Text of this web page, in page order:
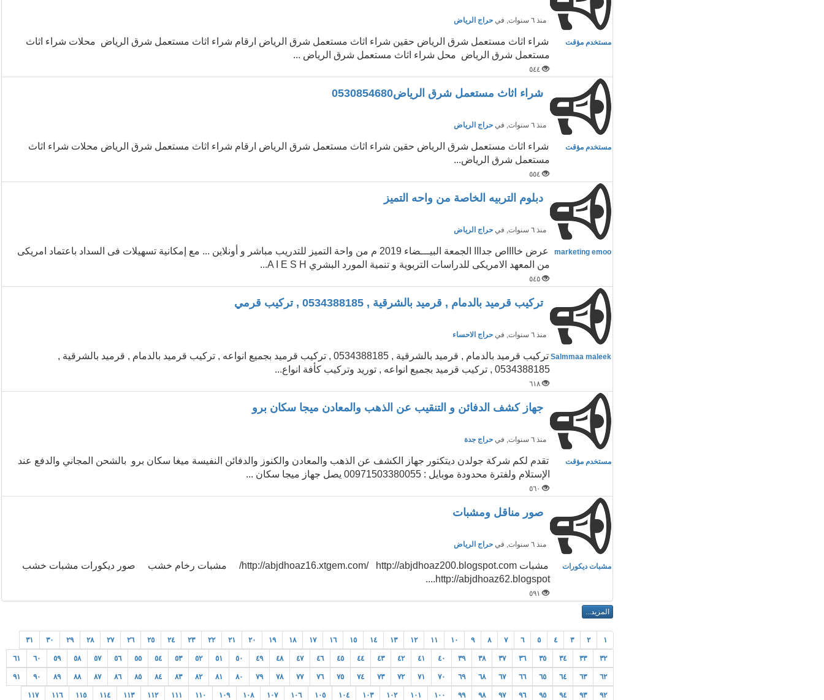
منذ ٦ سنوات , فيحراج الرياض
مستخدم مؤقت
شراء اثاث مستعمل شرق الرياض حقين شراء اثاث مستعمل شرق الرياض ارقام شراء اثاث مستعمل شرق الرياض محلات شراء اثاث
مستعمل شرق الرياض محل شراء اثاث مستعمل شرق الرياض ...
٥٤٤
شراء اثاث مستعمل شرق الرياض0530854680
منذ ٦ سنوات , فيحراج الرياض
مستخدم مؤقت
شراء اثاث مستعمل شرق الرياض حقين شراء اثاث مستعمل شرق الرياض ارقام شراء اثاث مستعمل شرق الرياض محلات شراء اثاث
مستعمل شرق الرياض...
٥٥٤
دبلوم التربيه الخاصة من واحه التميز
منذ ٦ سنوات , فيحراج الرياض
marketing emoo
عرض خااااص جدااا الجمعة البيـــضاء 2019 م من واحة التميز للتدريب مباشر و أونلاين ... مع إمكانية تسهيلات فى السداد باعتماد امريكى
من المعهد الامريكى للدراسات التربوية و تنمية المورد البشري A I E S H...
٥٤٥
تركيب قرميد بالدمام , قرميد بالشرقية , 0534388185 , تركيب قرمي
منذ ٦ سنوات , فيحراج الاحساء
Salmmaa maleek
تركيب قرميد بالدمام , قرميد بالشرقية , 0534388185 , تركيب قرميد بجميع انواعه , تركيب قرميد بالدمام , قرميد بالشرقية ,
0534388185 , تركيب قرميد بجميع انواعه , توريد وتركيب كأفة انواع...
٦١٨
جهاز كشف الدفائن و التنقيب عن الذهب والمعادن ميجا سكان برو
منذ ٦ سنوات , فيحراج جدة
مستخدم مؤقت
تقدم لكم شركة جولدن ديتكتور جهاز الكشف عن الذهب والمعادن والكنوز والدفائن النفيسة ميغا سكان برو بالشحن المجاني والدفع عند
الإستلام ولفترة محدودة موبايل : 00971503380055 يصل جهاز ميجا سكان ...
٥٦٠
صور مناقل ومشبات
منذ ٦ سنوات , فيحراج الرياض
مشبات ديكورات
مشبات http://abjdhoaz16.xtgem.com/ http://abjdhoaz200.blogspot.com/ مشبات رخام خشب صور ديكورات مشبات خشب
http://abjdhoaz62.blogspot....
٥٩١
١ ٢ ٣ ٤ ٥ ٦ ٧ ٨ ٩ ١٠ ١١ ١٢ ١٣ ١٤ ١٥ ١٦ ١٧ ١٨ ١٩ ٢٠ ٢١ ٢٢ ٢٣ ٢٤ ٢٥ ٢٦ ٢٧ ٢٨ ٢٩ ٣٠ ٣١
٣٢ ٣٣ ٣٤ ٣٥ ٣٦ ٣٧ ٣٨ ٣٩ ٤٠ ٤١ ٤٢ ٤٣ ٤٤ ٤٥ ٤٦ ٤٧ ٤٨ ٤٩ ٥٠ ٥١ ٥٢ ٥٣ ٥٤ ٥٥ ٥٦ ٥٧ ٥٨ ٥٩ ٦٠ ٦١
٦٢ ٦٣ ٦٤ ٦٥ ٦٦ ٦٧ ٦٨ ٦٩ ٧٠ ٧١ ٧٢ ٧٣ ٧٤ ٧٥ ٧٦ ٧٧ ٧٨ ٧٩ ٨٠ ٨١ ٨٢ ٨٣ ٨٤ ٨٥ ٨٦ ٨٧ ٨٨ ٨٩ ٩٠ ٩١
٩٢ ٩٣ ٩٤ ٩٥ ٩٦ ٩٧ ٩٨ ٩٩ ١٠٠ ١٠١ ١٠٢ ١٠٣ ١٠٤ ١٠٥ ١٠٦ ١٠٧ ١٠٨ ١٠٩ ١١٠ ١١١ ١١٢ ١١٣ ١١٤ ١١٥ ١١٦ ١١٧